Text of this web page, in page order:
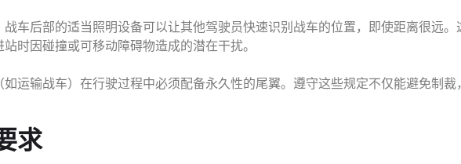
车后部的适当照明设备可以让其他驾驶员快速识别战车的位置，即使距离很远。
时因碰撞或可移动障碍物造成的潜在干扰。
运输战车）在行驶过程中必须配备永久性的尾翼。遵守这些规定不仅能避免制裁
求